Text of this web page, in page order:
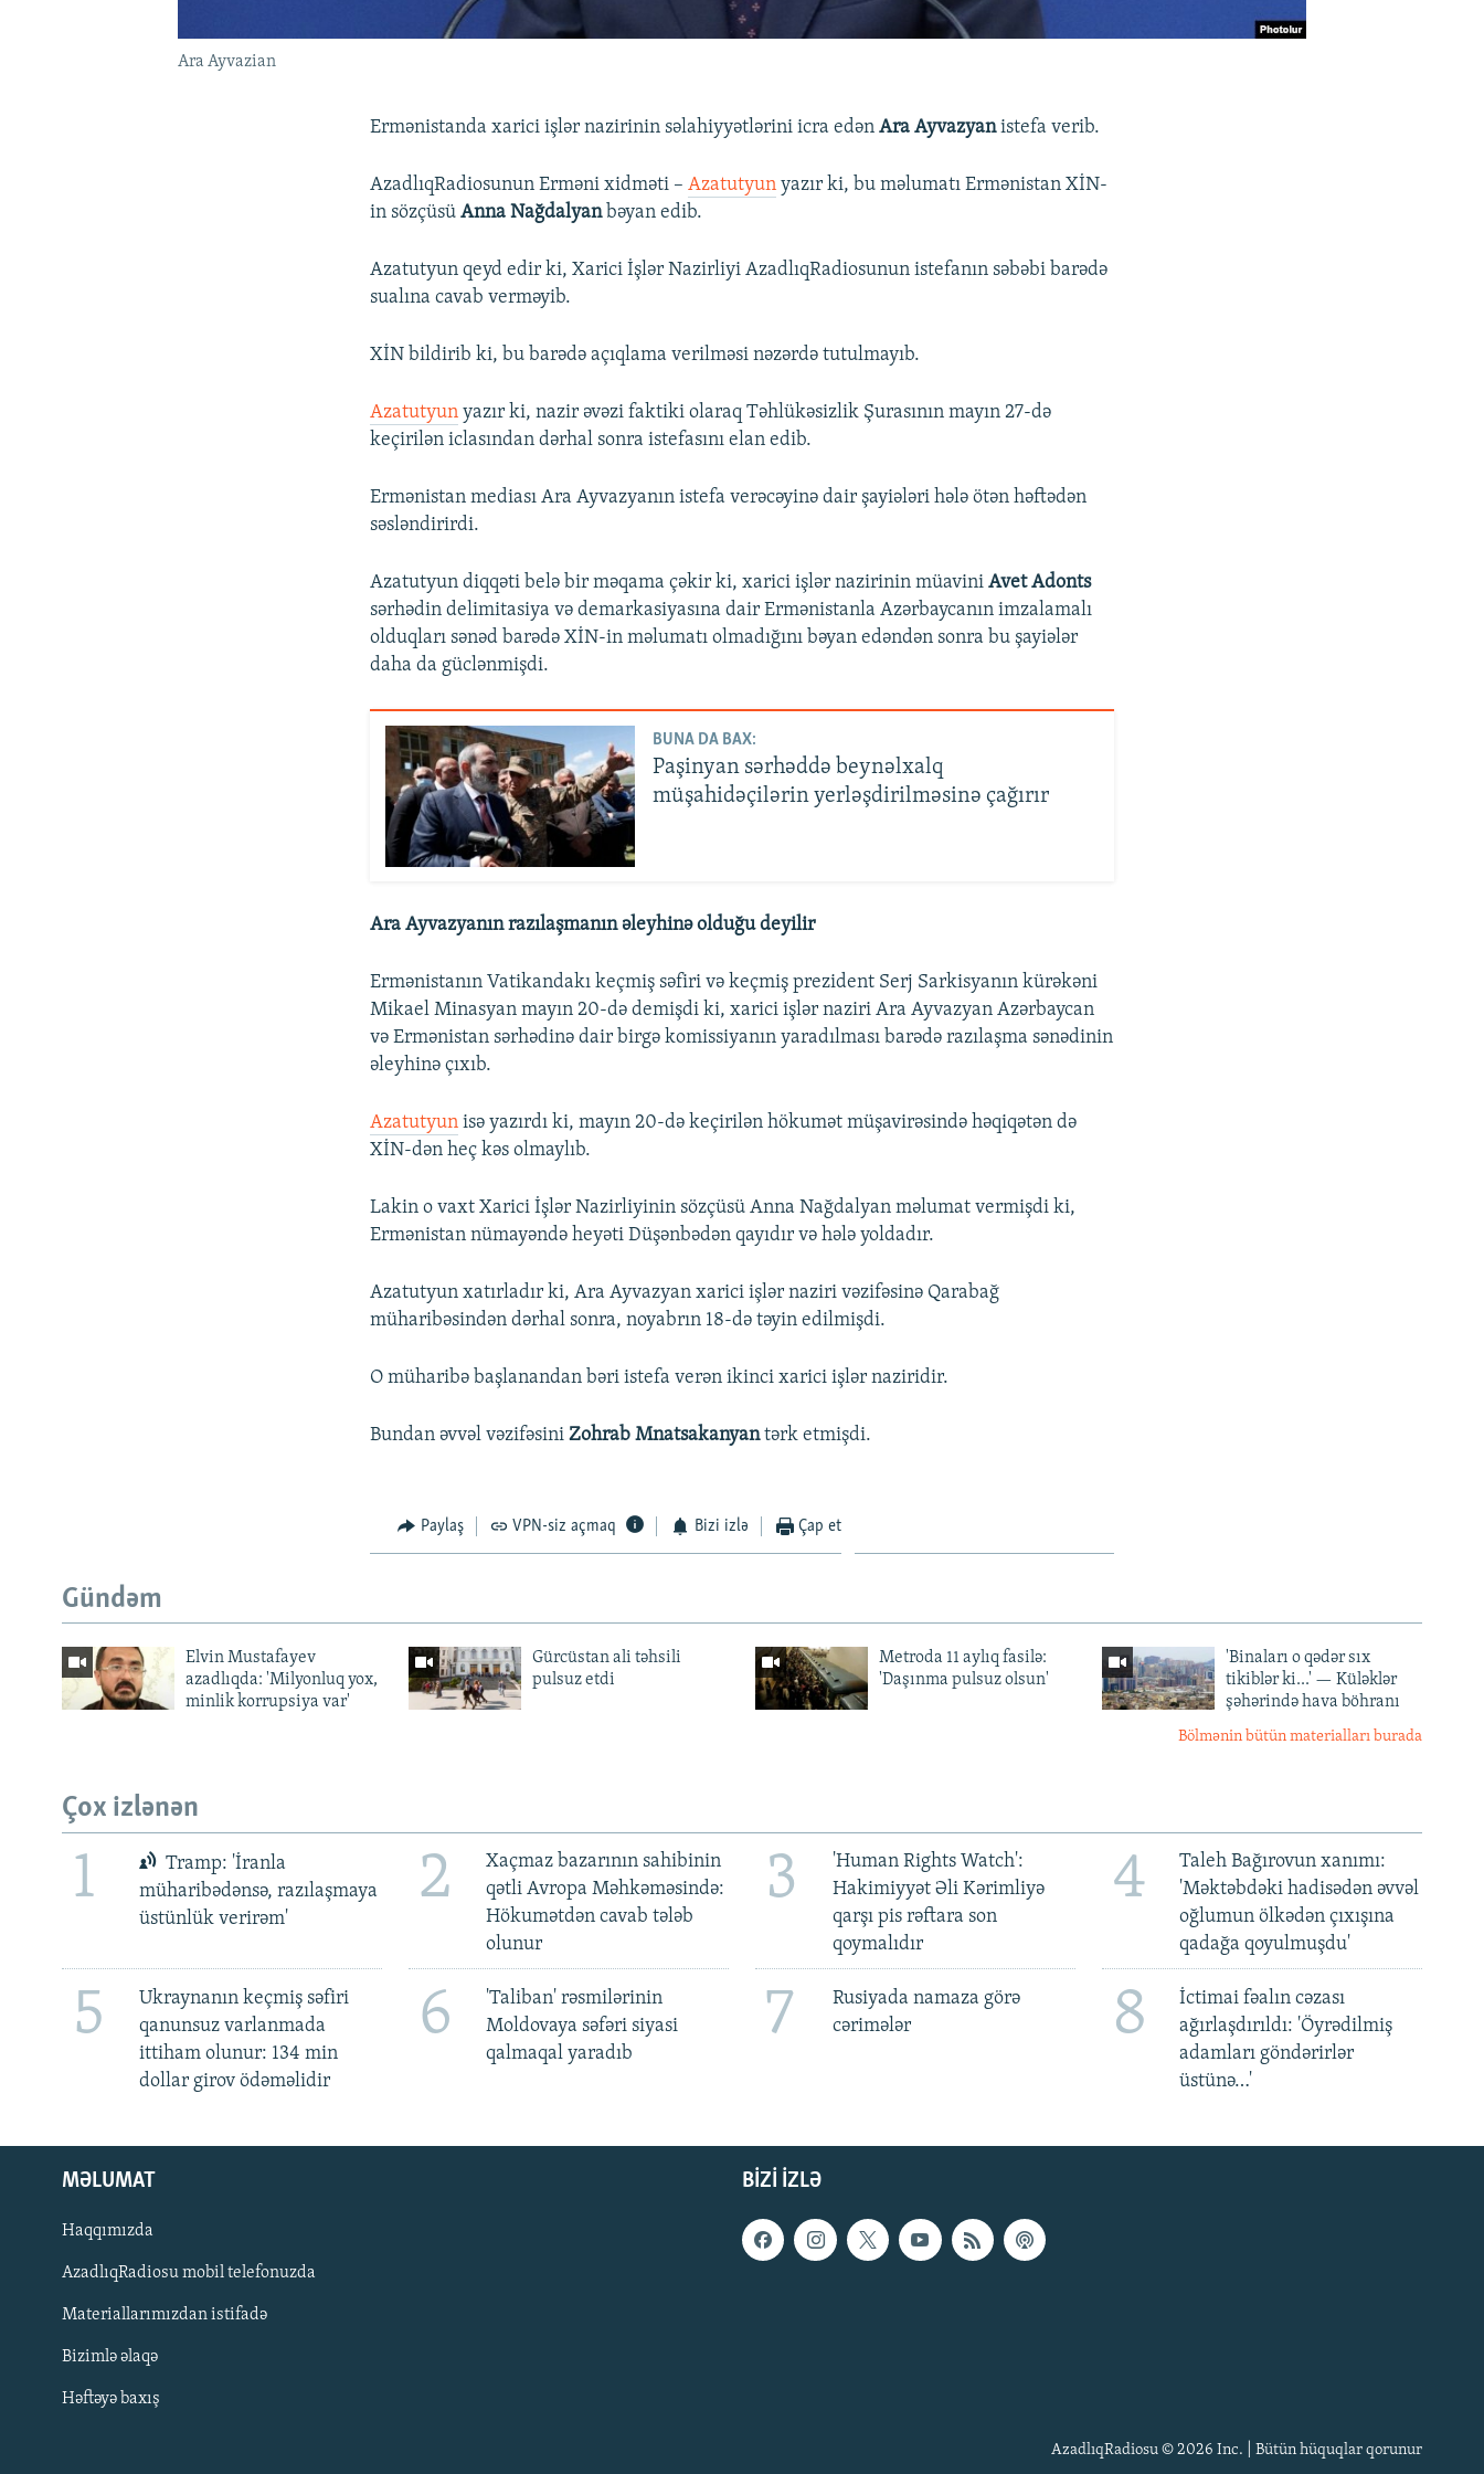
Ara Ayvazian
Ermənistanda xarici işlər nazirinin səlahiyyətlərini icra edənAra Ayvazyanistefa verib.
AzadlıqRadiosunun Erməni xidməti –Azatutyun yazır ki, bu məlumatı Ermənistan XİN-
in sözçüsüAnna Nağdalyanbəyan edib.
Azatutyun qeyd edir ki, Xarici İşlər Nazirliyi AzadlıqRadiosunun istefanın səbəbi barədə
sualına cavab verməyib.
XİN bildirib ki, bu barədə açıqlama verilməsi nəzərdə tutulmayıb.
Azatutyun yazır ki, nazir əvəzi faktiki olaraq Təhlükəsizlik Şurasının mayın 27-də
keçirilən iclasından dərhal sonra istefasını elan edib.
Ermənistan mediası Ara Ayvazyanın istefa verəcəyinə dair şayiələri hələ ötən həftədən
səsləndirirdi.
Azatutyun diqqəti belə bir məqama çəkir ki, xarici işlər nazirinin müaviniAvet Adonts
sərhədin delimitasiya və demarkasiyasına dair Ermənistanla Azərbaycanın imzalamalı
olduqları sənəd barədə XİN-in məlumatı olmadığını bəyan edəndən sonra bu şayiələr
daha da güclənmişdi.
BUNA DA BAX:
Paşinyan sərhəddə beynəlxalq
müşahidəçilərin yerləşdirilməsinə çağırır
Ara Ayvazyanın razılaşmanın əleyhinə olduğu deyilir
Ermənistanın Vatikandakı keçmiş səfiri və keçmiş prezident Serj Sarkisyanın kürəkəni
Mikael Minasyan mayın 20-də demişdi ki, xarici işlər naziri Ara Ayvazyan Azərbaycan
və Ermənistan sərhədinə dair birgə komissiyanın yaradılması barədə razılaşma sənədinin
əleyhinə çıxıb.
Azatutyun isə yazırdı ki, mayın 20-də keçirilən hökumət müşavirəsində həqiqətən də
XİN-dən heç kəs olmaylıb.
Lakin o vaxt Xarici İşlər Nazirliyinin sözçüsü Anna Nağdalyan məlumat vermişdi ki,
Ermənistan nümayəndə heyəti Düşənbədən qayıdır və hələ yoldadır.
Azatutyun xatırladır ki, Ara Ayvazyan xarici işlər naziri vəzifəsinə Qarabağ
müharibəsindən dərhal sonra, noyabrın 18-də təyin edilmişdi.
O müharibə başlanandan bəri istefa verən ikinci xarici işlər naziridir.
Bundan əvvəl vəzifəsiniZohrab Mnatsakanyantərk etmişdi.
Paylaş VPN-siz açmaq Bizi izlə Çap et
Gündəm
Elvin Mustafayev
azadlıqda: 'Milyonluq yox,
minlik korrupsiya var'
Gürcüstan ali təhsili
pulsuz etdi
Metroda 11 aylıq fasilə:
'Daşınma pulsuz olsun'
'Binaları o qədər sıx
tikiblər ki...' — Küləklər
şəhərində hava böhranı
Bölmənin bütün materialları burada
Çox izlənən
1
Tramp: 'İranla
müharibədənsə, razılaşmaya
üstünlük verirəm'
2
Xaçmaz bazarının sahibinin
qətli Avropa Məhkəməsində:
Hökumətdən cavab tələb
olunur
3
'Human Rights Watch':
Hakimiyyət Əli Kərimliyə
qarşı pis rəftara son
qoymalıdır
4
Taleh Bağırovun xanımı:
'Məktəbdəki hadisədən əvvəl
oğlumun ölkədən çıxışına
qadağa qoyulmuşdu'
5
Ukraynanın keçmiş səfiri
qanunsuz varlanmada
ittiham olunur: 134 min
dollar girov ödəməlidir
6
'Taliban' rəsmilərinin
Moldovaya səfəri siyasi
qalmaqal yaradıb
7
Rusiyada namaza görə
cərimələr
8
İctimai fəalın cəzası
ağırlaşdırıldı: 'Öyrədilmiş
adamları göndərirlər
üstünə…'
BIZI IZLƏ
MƏLUMAT
Haqqımızda
AzadlıqRadiosu mobil telefonuzda
Materiallarımızdan istifadə
Bizimlə əlaqə
Həftəyə baxış
AzadlıqRadiosu © 2026 Inc. | Bütün hüquqlar qorunur